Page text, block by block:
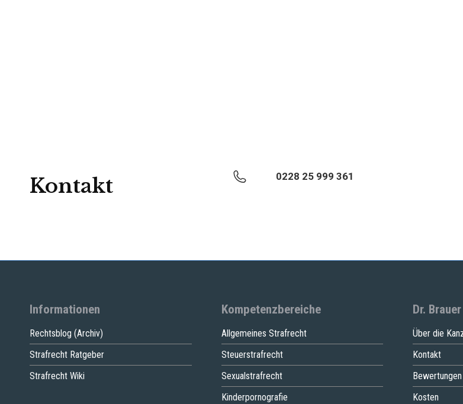
Kontakt 0228 25 999 361
Informationen
Rechtsblog (Archiv)
Strafrecht Ratgeber
Strafrecht Wiki
Kompetenzbereiche
Allgemeines Strafrecht
Steuerstrafrecht
Sexualstrafrecht
Kinderpornografie
Dr.
Über die
Kontakt
Bewertungen
Kosten